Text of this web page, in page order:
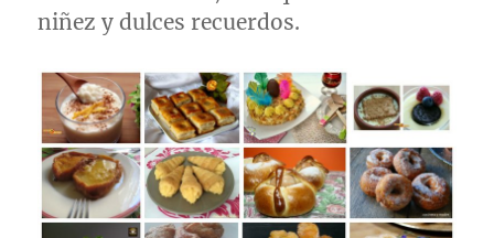
niñez y dulces recuerdos.